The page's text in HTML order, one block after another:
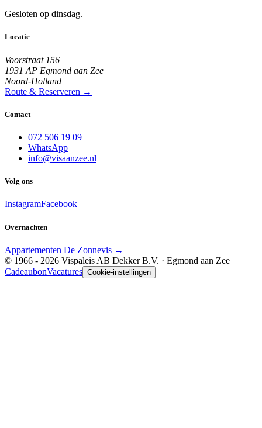
Gesloten op dinsdag.
Locatie
Voorstraat 156
1931 AP Egmond aan Zee
Noord-Holland
Route & Reserveren →
Contact
072 506 19 09
WhatsApp
info@visaanzee.nl
Volg ons
InstagramFacebook
Overnachten
Appartementen De Zonnevis →
© 1966 - 2026 Vispaleis AB Dekker B.V. · Egmond aan Zee
CadeaubonVacatures Cookie-instellingen